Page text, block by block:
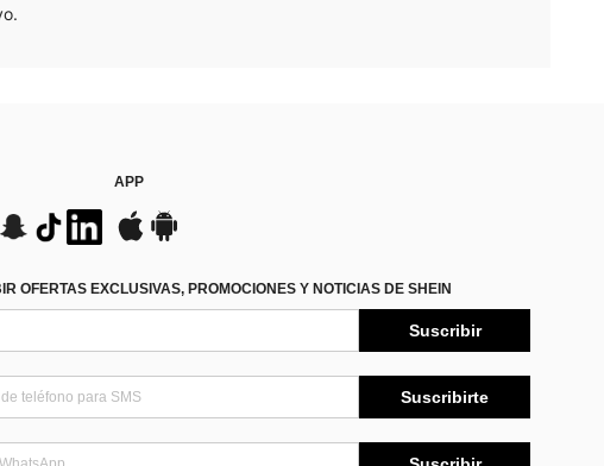
APP
OFERTAS EXCLUSIVAS, PROMOCIONES Y NOTICIAS DE SHEIN
Suscribir
Suscribirte